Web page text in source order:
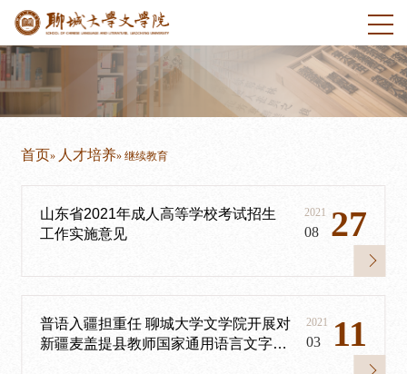
首页» 人才培养» 继续教育
山东省2021年成人高等学校考试招生
工作实施意见
2021
08 27
普语入疆担重任 聊城大学文学院开展对
新疆麦盖提县教师国家通用语言文字培
2021
03 11